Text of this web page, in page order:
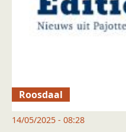
Roosdaal
14/05/2025 - 08:28